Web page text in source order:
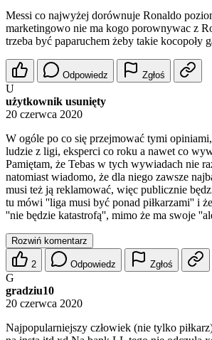
Messi co najwyżej dorównuje Ronaldo
marketingowo nie ma kogo porownywac z
trzeba być paparuchem żeby takie kocopoły
Odpowiedz Zgłoś
U
użytkownik usunięty
20 czerwca 2020
W ogóle po co się przejmować tymi
ludzie z ligi, eksperci co roku a nawet co
Pamiętam, że Tebas w tych wywiadach nie
natomiast wiadomo, że dla niego zawsze
musi też ją reklamować, więc publicznie
tu mówi ''liga musi być ponad piłkarzami'' i
''nie będzie katastrofą'', mimo że ma swoje
Rozwiń komentarz
2 Odpowiedz Zgłoś
G
gradziu10
20 czerwca 2020
Najpopularniejszy człowiek (nie tylko